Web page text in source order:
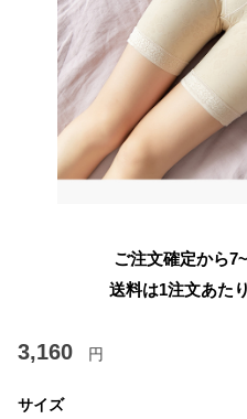
ご注文確定から
送料は1注文あたり
3,160 円
サイズ